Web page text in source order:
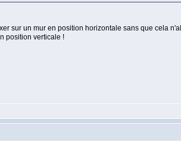
sur un mur en position horizontale sans que cela
position verticale !